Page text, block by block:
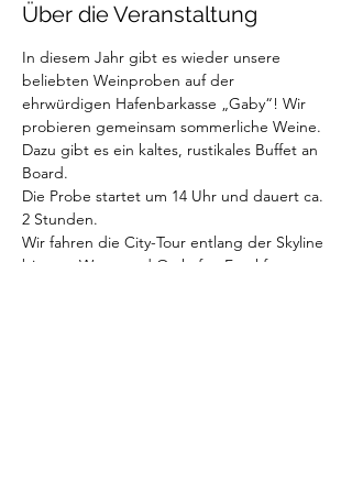
Über die Veranstaltung
In diesem Jahr gibt es wieder unsere
beliebten Weinproben auf der
ehrwürdigen Hafenbarkasse „Gaby“! Wir
probieren gemeinsam sommerliche Weine.
Dazu gibt es ein kaltes, rustikales Buffet an
Board.
Die Probe startet um 14 Uhr und dauert ca.
2 Stunden.
Wir fahren die City-Tour entlang der Skyline
bis zum West- und Osthafen Frankfurts.